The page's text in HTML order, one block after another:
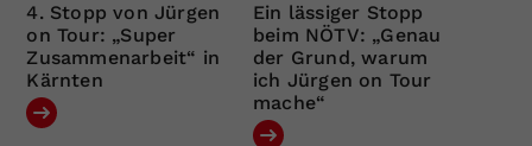
4. Stopp von Jürgen
on Tour: „Super
Zusammenarbeit“ in
Kärnten
Ein lässiger Stopp
beim NÖTV: „Genau
der Grund, warum
ich Jürgen on Tour
mache“